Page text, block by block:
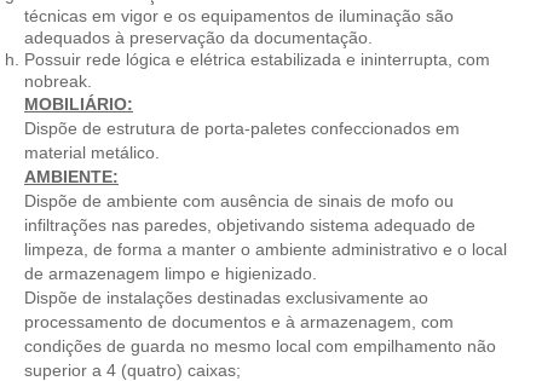
técnicas em vigor e os equipamentos de iluminação são
adequados à preservação da documentação.
Possuir rede lógica e elétrica estabilizada e ininterrupta, com
nobreak.
MOBILIÁRIO:
Dispõe de estrutura de porta-paletes confeccionados em
material metálico.
AMBIENTE:
Dispõe de ambiente com ausência de sinais de mofo ou
infiltrações nas paredes, objetivando sistema adequado de
limpeza, de forma a manter o ambiente administrativo e o local
de armazenagem limpo e higienizado.
Dispõe de instalações destinadas exclusivamente ao
processamento de documentos e à armazenagem, com
condições de guarda no mesmo local com empilhamento não
superior a 4 (quatro) caixas;